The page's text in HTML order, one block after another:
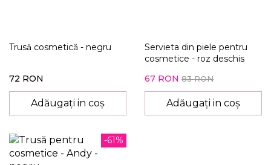
Trusă cosmetică - negru
72 RON
Adăugați in coș
Servieta din piele pentru
cosmetice - roz deschis
67 RON 83 RON
Adăugați in coș
-61%